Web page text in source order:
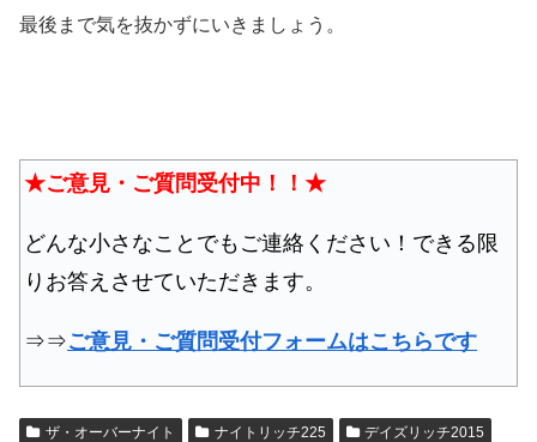
最後まで気を抜かずにいきましょう。
★ご意見・ご質問受付中！！★
どんな小さなことでもご連絡ください！できる限
りお答えさせていただきます。
⇒⇒ご意見・ご質問受付フォームはこちらです
ザ・オーバーナイト ナイトリッチ225
デイズリッチ2015